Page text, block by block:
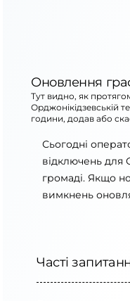
Оновлення
Тут видно, як
Орджонікідзевській
години, додав або
Сьогодні
відключень для
громаді. Якщо
вимкнень
Часті